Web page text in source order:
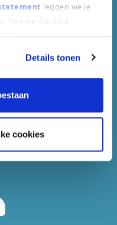
leggen we je
u dan voor "alleen
Details tonen
cookiesvan NL